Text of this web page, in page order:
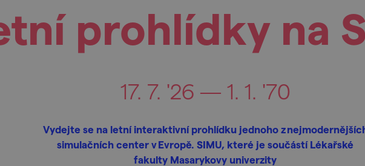
prohlídky na
17. 7. '26 — 1. 1. '70
Vydejte se na letní interaktivní prohlídku jednoho z
simulačních center v Evropě. SIMU, které je součástí Lékařské
fakulty Masarykovy univerzity